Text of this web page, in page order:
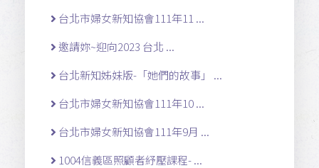
台北市婦女新知協會111年11 ...
邀請妳~迎向2023 台北 ...
台北新知姊妹版-「她們的故事」 ...
台北市婦女新知協會111年10 ...
台北市婦女新知協會111年9月 ...
1004信義區照顧者紓壓課程- ...